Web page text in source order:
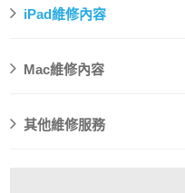
iPad維修內容
Mac維修內容
其他維修服務